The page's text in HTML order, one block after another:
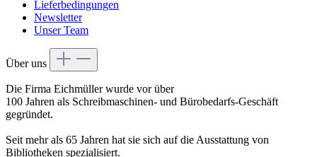
Lieferbedingungen
Newsletter
Unser Team
Über uns
Die Firma Eichmüller wurde vor über
100 Jahren als Schreibmaschinen- und Bürobedarfs-Geschäft
gegründet.
Seit mehr als 65 Jahren hat sie sich auf die Ausstattung von
Bibliotheken spezialisiert.